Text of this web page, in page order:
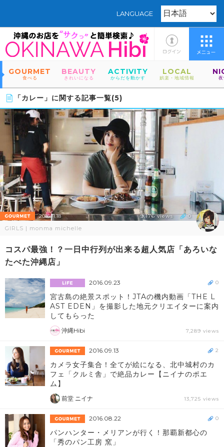
LANGUAGE
GOURMET
食べる
BEAUTY
きれいになる
ACTIVITY
からだを動かす
LOCAL
娯楽・地域情報
「カレー」に関する記事一覧(5)
2016.11.18 9,176 views 0
GIRLS | monma michelle
コスパ最強！？一日中行列が出来る超人気店「あろいな
たべた沖縄店」
2016.09.23
宮古島の絶景スポット！JTAの機内動画「THE L
AST EDEN」を撮影した地元クリエイターに案内
してもらった
沖縄Hibi 7,289 views
0
2016.09.13
カメラ女子集合！全てが絵になる、北中城村のカ
フェ「クルミ舎」で絶品カレー【ニイナのポエ
ム】
前堂 ニイナ 13,725 views
2
2016.08.22
パンハンター・メリアンが行く！那覇新都心の
「秀のパン工房 窯」
0